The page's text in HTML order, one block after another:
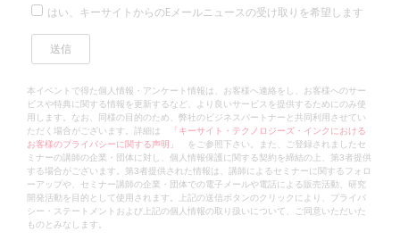
はい、キーサイトからのEメールニュースの受け取りを希望します
本イベントで得た個人情報・アンケート情報は、お客様へ連絡をし、お客様へのサー
ビスや特典に関する情報を更新するなど、より良いサービスを提供するためにのみ使
用します。なお、同様の目的のため、弊社のビジネスパートナーと共同利用させてい
ただく場合がございます。詳細は
「キーサイト・テクノロジーズ・インクにおける
お客様のプライバシーに関する声明」
をご参照下さい。また、ご登録されましたセ
ミナーの講師の企業・団体に対し、個人情報保護に関する契約を締結の上、第3者提供
する場合がございます。第3者提供された情報は、講師によるセミナーに関するフォロ
ーアップや、セミナー講師の企業・団体での電子メールや電話による販売活動、研究
開発活動を目的として使用されます。上記の送信ボタンのクリックにより、プライバ
シー・ステートメントおよび上記の個人情報の取り扱いについて、ご同意いただいた
ものとみなします。